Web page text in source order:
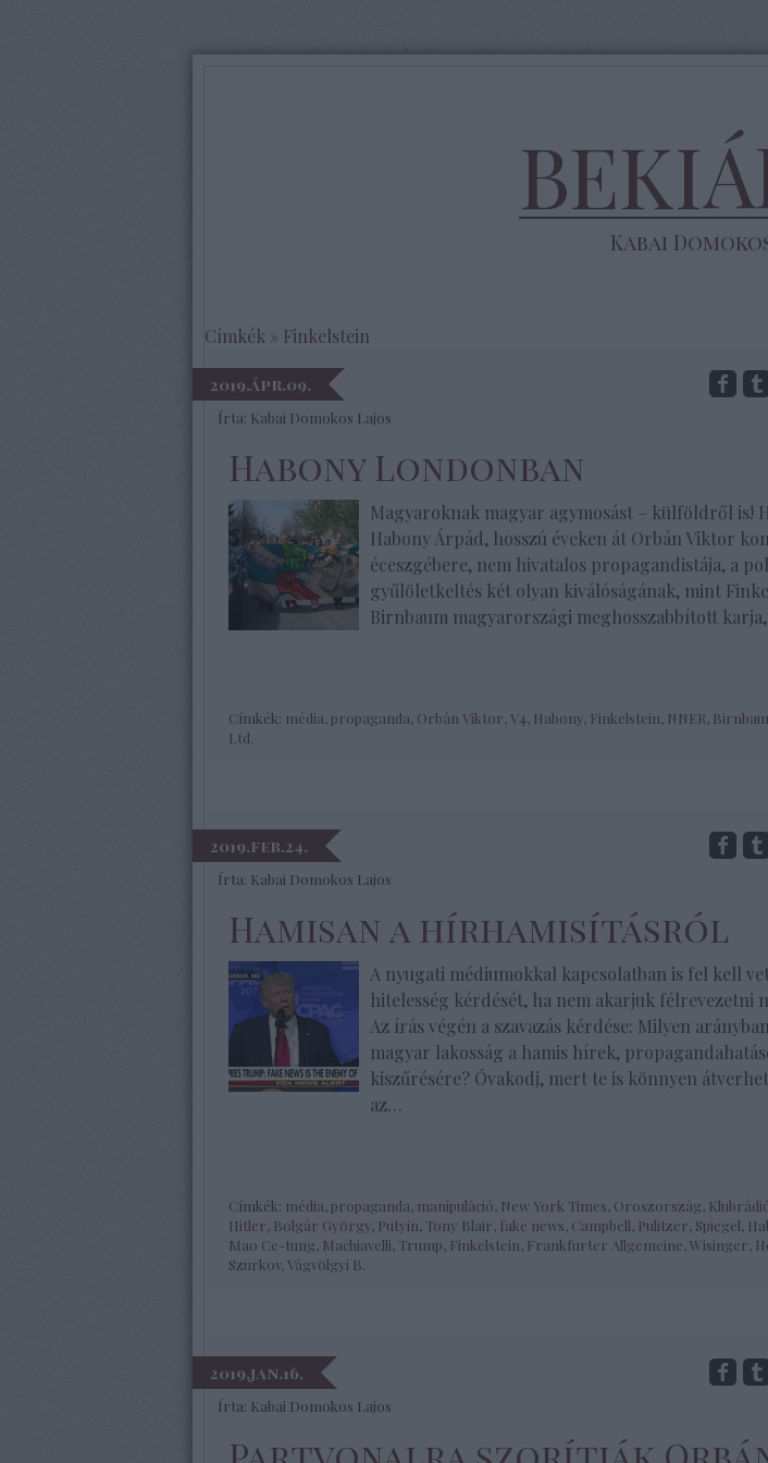
Kabai
Címkék » Finkelstein
2019.ápr.09.
Írta: Kabai Domokos Lajos
Habony Londonban
Magyaroknak magyar agymosást – külföldről is!
Habony Árpád, hosszú éveken át Orbán Viktor
éceszgébere, nem hivatalos propagandistája, a
gyűlöletkeltés két olyan kiválóságának, mint
Birnbaum magyarországi meghosszabbított
Címkék: média propaganda Orbán Viktor V4 Habony Finkelstein NNER
Ltd.
2019.feb.24.
Írta: Kabai Domokos Lajos
Hamisan a hírhamisításról
A nyugati médiumokkal kapcsolatban is fel kell
hitelesség kérdését, ha nem akarjuk félrevezetni
Az írás végén a szavazás kérdése: Milyen
magyar lakosság a hamis hírek,
kiszűrésére? Óvakodj, mert te is könnyen
az…
Címkék: média propaganda manipuláció New York Times Oroszország
Hitler Bolgár György Putyin Tony Blair fake news Campbell Pulitzer Spiegel
Mao Ce-tung Machiavelli Trump Finkelstein Frankfurter Allgemeine Wisinger
Szurkov, Vágvölgyi B.
2019.jan.16.
Írta: Kabai Domokos Lajos